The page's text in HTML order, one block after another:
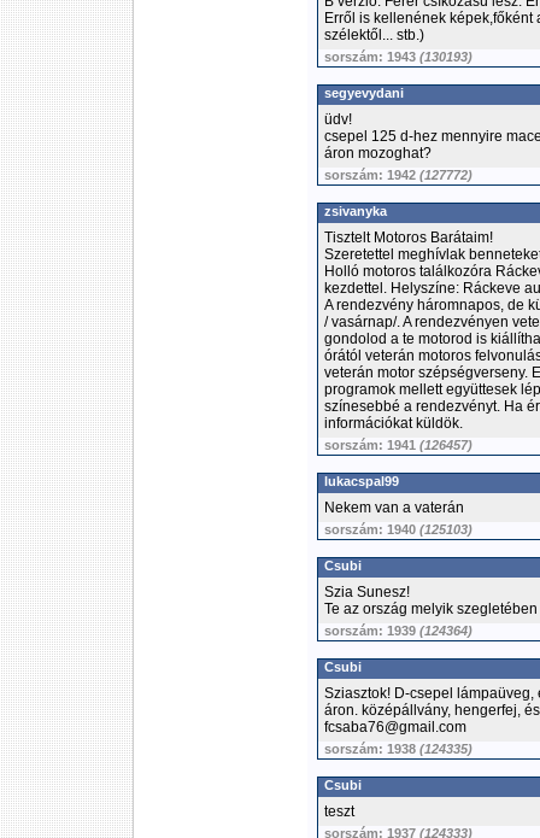
Erről is kellenének
szélektől... stb.)
sorszám: 1943 (130193)
segyevydani
üdv!
csepel 125 d-hez mennyire
áron mozoghat?
sorszám: 1942 (127772)
zsivanyka
Tisztelt Motoros Barátaim!
Szeretettel meghívlak
Holló motoros találkozóra
kezdettel. Helyszíne: Ráckeve
A rendezvény háromnapos, de
/ vasárnap/. A rendezvényen
gondolod a te motorod is
órától veterán motoros
veterán motor szépségverseny.
programok mellett együttesek
színesebbé a rendezvényt. Ha
információkat küldök.
sorszám: 1941 (126457)
lukacspal99
Nekem van a vaterán
sorszám: 1940 (125103)
Csubi
Szia Sunesz!
Te az ország melyik
sorszám: 1939 (124364)
Csubi
Sziasztok! D-csepel
áron. középállvány, hengerfej,
fcsaba76@gmail.com
sorszám: 1938 (124335)
Csubi
teszt
sorszám: 1937 (124333)